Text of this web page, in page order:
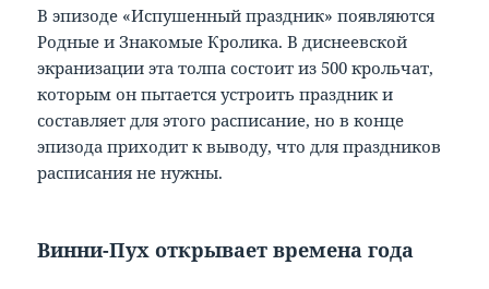
В эпизоде «Испушенный праздник» появляются
Родные и Знакомые Кролика. В диснеевской
экранизации эта толпа состоит из 500 крольчат,
которым он пытается устроить праздник и
составляет для этого расписание, но в конце
эпизода приходит к выводу, что для праздников
расписания не нужны.
Винни-Пух открывает времена года